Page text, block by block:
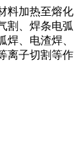
料加热至熔化
割、焊条电弧
、电渣焊、
离子切割等作